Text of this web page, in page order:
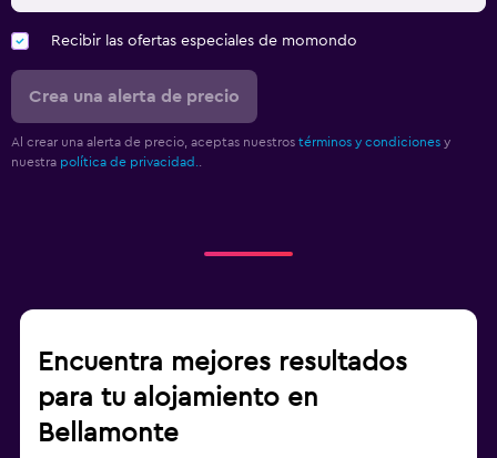
Recibir las ofertas especiales de momondo
Crea una alerta de precio
Al crear una alerta de precio, aceptas nuestros términos y condiciones y
nuestra política de privacidad.
Encuentra mejores resultados
para tu alojamiento en
Bellamonte